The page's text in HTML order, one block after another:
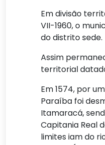
Em divisão
VII-1960, o
do distrito sede.
Assim
territorial
Em 1574, por
Paraíba foi
Itamaracá,
Capitania Real
limites iam do